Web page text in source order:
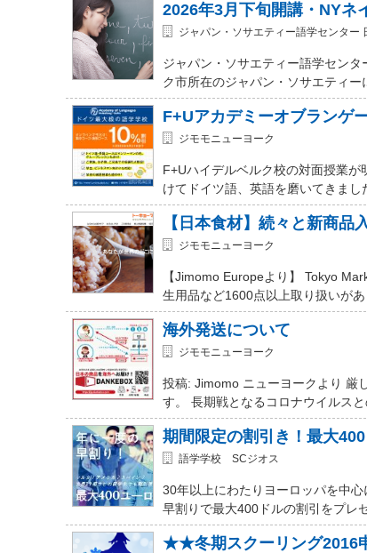
2026年3月下旬開講・NYネ
ジャパン・ソサエティー語学センター
ジャパン・ソサエティー語学セン
ク市所在のジャパン・ソサエティ
F+Uアカデミーオブランゲ
ジモモニューヨーク
F+Uハイデルベルク校の対面授業
けてドイツ語、英語を磨いてきま
【日本食材】続々と新商品
ジモモニューヨーク
【Jimomo Europeより】 Tokyo
生用品など1600点以上取り扱いが
海外発送について
ジモモニューヨーク
投稿: Jimomo ニューヨークより 厳
す。 長期戦となるコロナウイルス
期間限定の割引き！最大
語学学校 SCジオス
30年以上にわたりヨーロッパを中
早割りで最大400ドルの割引をプレ
★★冬期スクーリング2016